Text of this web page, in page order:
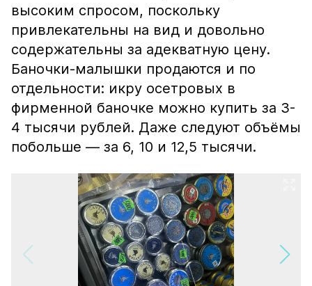
высоким спросом, поскольку
привлекательны на вид и довольно
содержательны за адекватную цену.
Баночки-малышки продаются и по
отдельности: икру осетровых в
фирменной баночке можно купить за 3-
4 тысячи рублей. Даже следуют объёмы
побольше — за 6, 10 и 12,5 тысячи.